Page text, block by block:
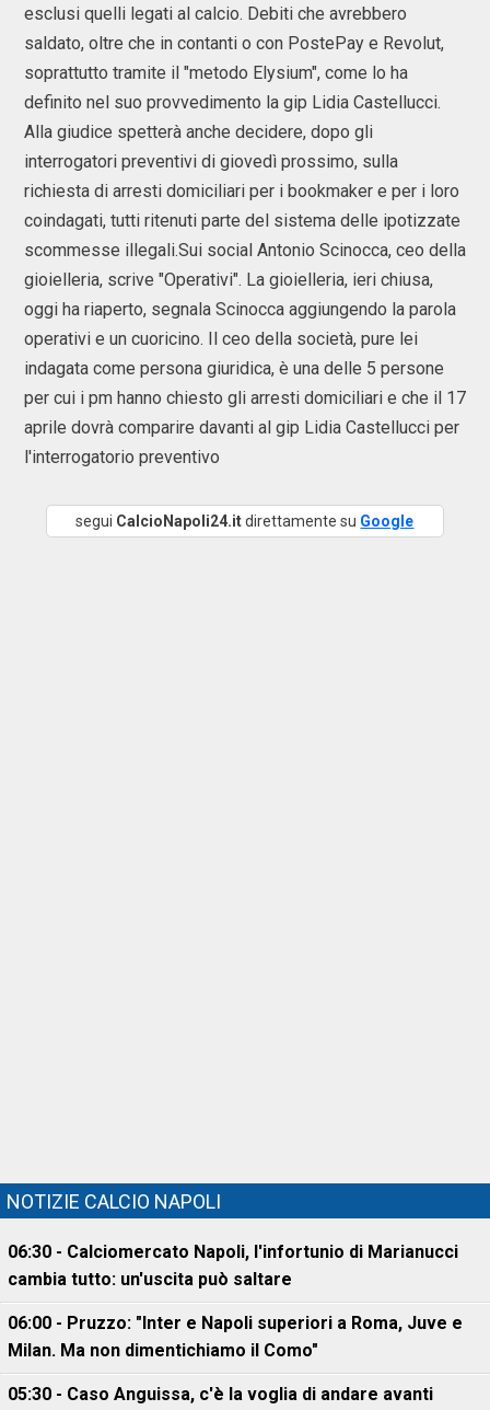
esclusi quelli legati al calcio. Debiti che avrebbero
saldato, oltre che in contanti o con PostePay e Revolut,
soprattutto tramite il "metodo Elysium", come lo ha
definito nel suo provvedimento la gip Lidia Castellucci.
Alla giudice spetterà anche decidere, dopo gli
interrogatori preventivi di giovedì prossimo, sulla
richiesta di arresti domiciliari per i bookmaker e per i loro
coindagati, tutti ritenuti parte del sistema delle ipotizzate
scommesse illegali.Sui social Antonio Scinocca, ceo della
gioielleria, scrive "Operativi". La gioielleria, ieri chiusa,
oggi ha riaperto, segnala Scinocca aggiungendo la parola
operativi e un cuoricino. Il ceo della società, pure lei
indagata come persona giuridica, è una delle 5 persone
per cui i pm hanno chiesto gli arresti domiciliari e che il 17
aprile dovrà comparire davanti al gip Lidia Castellucci per
l'interrogatorio preventivo
segui CalcioNapoli24.itdirettamente su Google
NOTIZIE CALCIO NAPOLI
06:30 - Calciomercato Napoli, l'infortunio di Marianucci
cambia tutto: un'uscita può saltare
06:00 - Pruzzo: "Inter e Napoli superiori a Roma, Juve e
Milan. Ma non dimentichiamo il Como"
05:30 - Caso Anguissa, c'è la voglia di andare avanti